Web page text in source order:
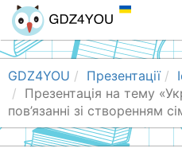
GDZ4YOU Презентації
Презентація на тему
пов’язанні зі створенням